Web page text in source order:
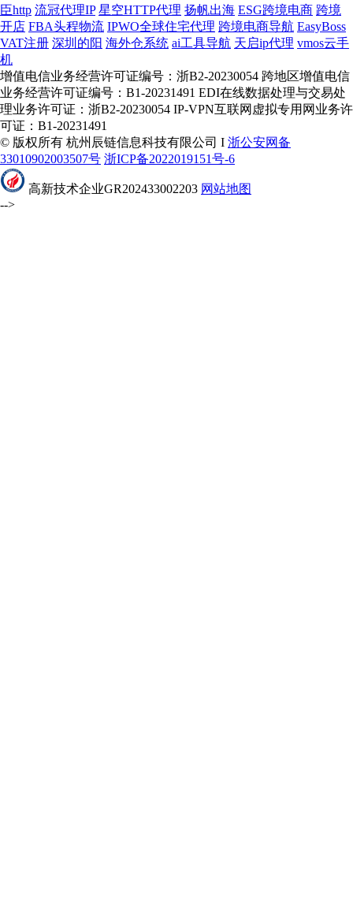
臣http 流冠代理IP 星空HTTP代理 扬帆出海 ESG跨境电商 跨境
开店 FBA头程物流 IPWO全球住宅代理 跨境电商导航 EasyBoss
VAT注册 深圳的阳 海外仓系统 ai工具导航 天启ip代理 vmos云手
机
增值电信业务经营许可证编号：浙B2-20230054 跨地区增值电信
业务经营许可证编号：B1-20231491 EDI在线数据处理与交易处
理业务许可证：浙B2-20230054 IP-VPN互联网虚拟专用网业务许
可证：B1-20231491
© 版权所有 杭州辰链信息科技有限公司 I 浙公安网备
33010902003507号 浙ICP备2022019151号-6
高新技术企业GR202433002203 网站地图
-->